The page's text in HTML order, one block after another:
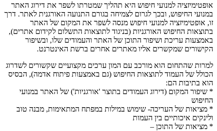
אופטימיזציה למנועי חיפוש היא תהליך שמטרתו לשפר את דירוג האתר
במנועי החיפוש, ובכך לגרום לצמיחה בגורם התנועה האורגנית לאתר. דרך
זו, אופטימיזציה למנועי חיפוש מנסה לשפר את המקום של האתר
בתוצאות החיפוש האורגניות (בניגוד לתוצאות התשלום לקידום אתרים),
באמצעות עריכת ושיפור התוכן של האתר והעמודים שלו, ובשיפור
הקישורים שמקשרים אליו מאתרים אחרים ברשת האינטרנט.
למרות שהתחום הוא מורכב עם המון ערכים מקצועיים שקשורים לשדרוג
הכולל של העמוד לתוצאות החיפוש (גם באמצעות פיתוח אדמה), הבסיס
הוא בתיבות הם:
* שיפור המקום (דירוג העמודים בתוצר 'אורגניות') של האתר במנועי
החיפוש
* מציאות של העריכה- שימוש במילות במפתח המתאימות, מבנה טוב
ולינקים איכותיים בין העמות
* מציאות של התוכן –